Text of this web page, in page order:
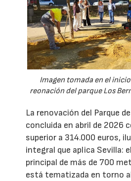
Imagen tomada en el
reonación del parque Los
La renovación del Parque
concluida en abril de 2026
superior a 314.000 euros,
integral que aplica Sevilla:
principal de más de 700
está tematizada en torno